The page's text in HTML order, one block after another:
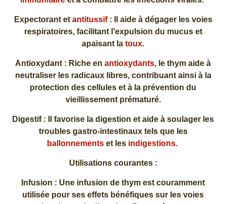
Expectorant et antitussif: Il aide à dégager les voies
respiratoires, facilitant l'expulsion du mucus et
apaisant la toux.
Antioxydant : Riche en antioxydants, le thym aide à
neutraliser les radicaux libres, contribuant ainsi à la
protection des cellules et à la prévention du
vieillissement prématuré.
Digestif : Il favorise la digestion et aide à soulager les
troubles gastro-intestinaux tels que les
ballonnementset les indigestions.
Utilisations courantes :
Infusion : Une infusion de thym est couramment
utilisée pour ses effets bénéfiques sur les voies